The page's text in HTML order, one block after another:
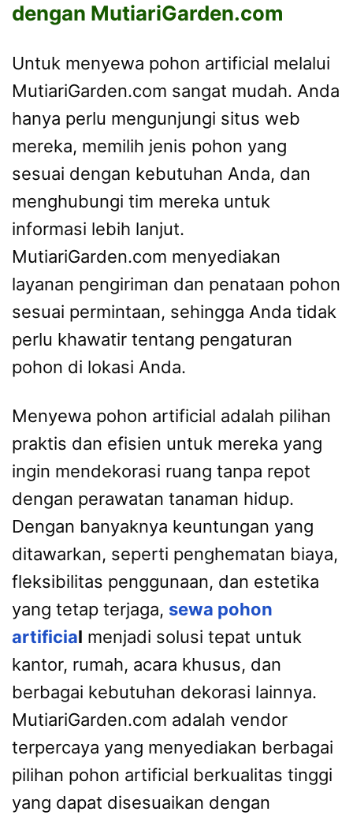
dengan MutiariGarden.com
Untuk menyewa pohon artificial melalui
MutiariGarden.com sangat mudah. Anda
hanya perlu mengunjungi situs web
mereka, memilih jenis pohon yang
sesuai dengan kebutuhan Anda, dan
menghubungi tim mereka untuk
informasi lebih lanjut.
MutiariGarden.com menyediakan
layanan pengiriman dan penataan pohon
sesuai permintaan, sehingga Anda tidak
perlu khawatir tentang pengaturan
pohon di lokasi Anda.
Menyewa pohon artificial adalah pilihan
praktis dan efisien untuk mereka yang
ingin mendekorasi ruang tanpa repot
dengan perawatan tanaman hidup.
Dengan banyaknya keuntungan yang
ditawarkan, seperti penghematan biaya,
fleksibilitas penggunaan, dan estetika
yang tetap terjaga, sewa pohon
artificial menjadi solusi tepat untuk
kantor, rumah, acara khusus, dan
berbagai kebutuhan dekorasi lainnya.
MutiariGarden.com adalah vendor
terpercaya yang menyediakan berbagai
pilihan pohon artificial berkualitas tinggi
yang dapat disesuaikan dengan